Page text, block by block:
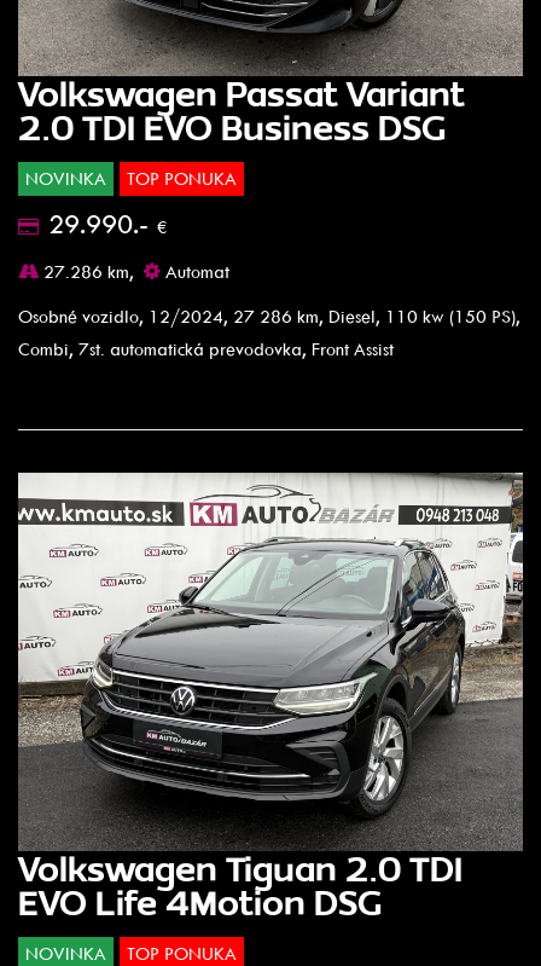
Volkswagen Passat Variant
2.0 TDI EVO Business DSG
NOVINKA TOP PONUKA
29.990.- €
27.286 km,
Automat
Osobné vozidlo, 12/2024, 27 286 km, Diesel, 110 kw (150 PS),
Combi, 7st. automatická prevodovka, Front Assist
Volkswagen Tiguan 2.0 TDI
EVO Life 4Motion DSG
NOVINKA TOP PONUKA